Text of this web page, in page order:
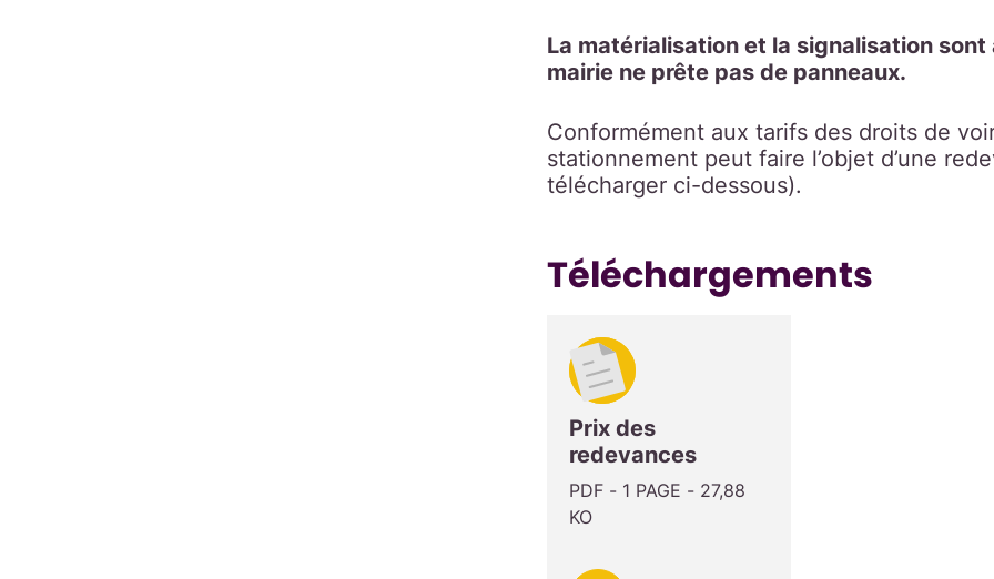
La matérialisation et la signalisation sont
mairie ne prête pas de panneaux.
Conformément aux tarifs des droits de
stationnement peut faire l’objet d’une
télécharger ci-dessous).
Téléchargements
Prix des
redevances
PDF - 1 PAGE - 27,88
KO